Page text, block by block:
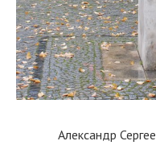
Александр